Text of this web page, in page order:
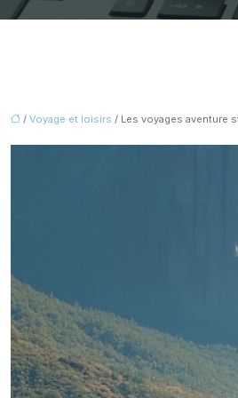
/ Voyage et loisirs / Les voyages aventure